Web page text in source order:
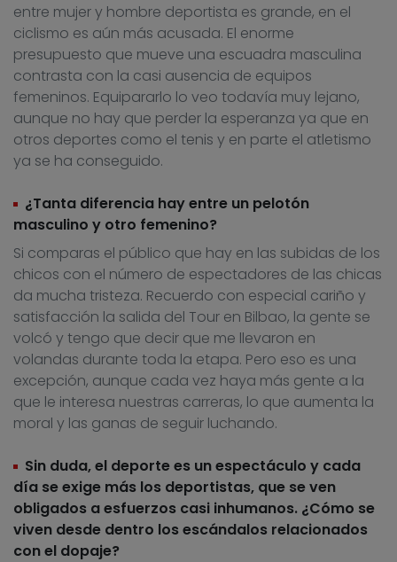
entre mujer y hombre deportista es grande, en el
ciclismo es aún más acusada. El enorme
presupuesto que mueve una escuadra masculina
contrasta con la casi ausencia de equipos
femeninos. Equipararlo lo veo todavía muy lejano,
aunque no hay que perder la esperanza ya que en
otros deportes como el tenis y en parte el atletismo
ya se ha conseguido.
¿Tanta diferencia hay entre un pelotón
masculino y otro femenino?
Si comparas el público que hay en las subidas de los
chicos con el número de espectadores de las chicas
da mucha tristeza. Recuerdo con especial cariño y
satisfacción la salida del Tour en Bilbao, la gente se
volcó y tengo que decir que me llevaron en
volandas durante toda la etapa. Pero eso es una
excepción, aunque cada vez haya más gente a la
que le interesa nuestras carreras, lo que aumenta la
moral y las ganas de seguir luchando.
Sin duda, el deporte es un espectáculo y cada
día se exige más los deportistas, que se ven
obligados a esfuerzos casi inhumanos. ¿Cómo se
viven desde dentro los escándalos relacionados
con el dopaje?